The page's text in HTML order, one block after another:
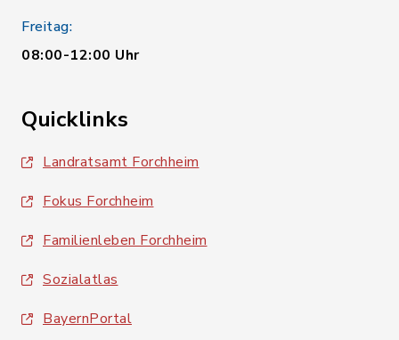
Freitag:
08:00-12:00 Uhr
Quicklinks
Landratsamt Forchheim
Fokus Forchheim
Familienleben Forchheim
Sozialatlas
BayernPortal